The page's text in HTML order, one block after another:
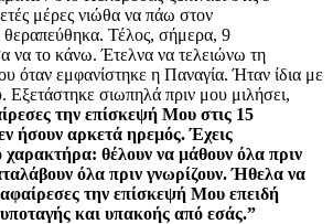
μέρες νιώθα να πάω στον
Τέλος, σήμερα, 9
να το κάνω. Έτελνα να τελειώνω τη
όταν εμφανίστηκε η Παναγία. Ήταν ίδια με
Εξετάστηκε σιωπηλά πριν μου μιλήσει,
την επίσκεψή Μου στις 15
ήσουν αρκετά ηρεμός. Έχεις
χαρακτήρα: θέλουν να μάθουν όλα πριν
όλα πριν γνωρίζουν. Ήθελα να
την επίσκεψή Μου επειδή
και υπακοής από εσάς.”